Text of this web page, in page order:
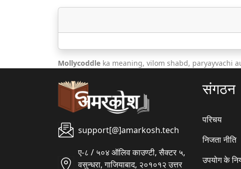
Mollycoddle ka meaning, vilom shabd, paryayvachi
support[@]amarkosh.tech
ए-८ / ५०४ ऑलिव काउण्टी, सैक्टर ५,
वसुन्धरा, गाजियाबाद, २०१०१२ उत्तर
संगठन
परिचय
निजता नीति
उपयोग के